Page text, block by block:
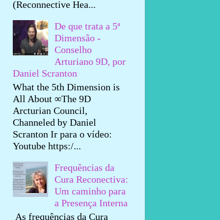
(Reconnective Hea...
De que trata a 5ª
Dimensão -
Conselho
Arturiano 9D, por
Daniel Scranton
What the 5th Dimension is
All About ∞The 9D
Arcturian Council,
Channeled by Daniel
Scranton Ir para o vídeo:
Youtube https:/...
Frequências da
Cura Reconectiva:
Um caminho para
a Presença Interna
As frequências da Cura